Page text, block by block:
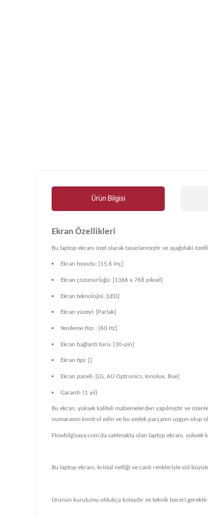
Ürün Bilgisi
Ekran Özellikleri
Bu laptop ekranı özel olarak tasarlanmıştır ve aşağıdaki
Ekran boyutu: [15.6 inç]
Ekran çözünürlüğü: [1366 x 768 piksel]
Ekran teknolojisi: [LED]
Ekran yüzeyi: [Parlak]
Yenileme Hızı : [60 Hz]
Ekran bağlantı türü: [30-pin]
Ekran tipi: []
Ekran paneli: [LG, AU Optronics, Innolux, Boe]
Garanti: (1 yıl)
Bu ekran, yüksek kaliteli malzemelerden yapılmıştır ve
numarasını kontrol edin ve bu yedek parçanın uygun olup
Flowbilgisaya.com'da satılmakta olan laptop ekranı,
Bu laptop ekranı, kristal netliği ve canlı renkleriyle sizi
Ürünün kurulumu oldukça kolaydır ve teknik beceri